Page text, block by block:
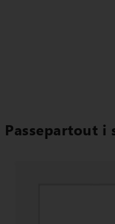
Passepartout i